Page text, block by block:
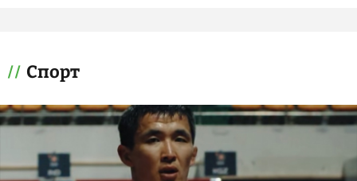
Спорт